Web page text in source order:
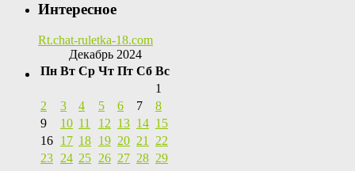
Интересное
Rt.chat-ruletka-18.com
Декабрь 2024
Пн Вт Ср Чт Пт Сб Вс
1
2
3 4 5 6 7
8
9
10 11 12 13 14 15
16 17 18 19 20 21
22
23 24 25 26 27 28 29